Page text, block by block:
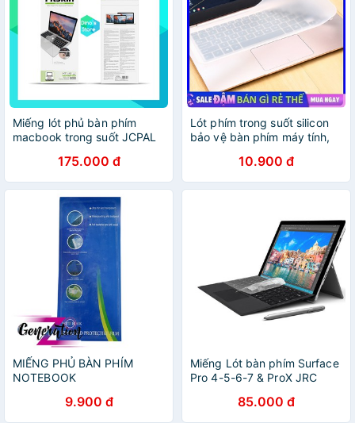
Miếng lót phủ bàn phím
macbook trong suốt JCPAL
175.000 đ
Lót phím trong suốt silicon
bảo vệ bàn phím máy tính,
10.900 đ
MIẾNG PHỦ BÀN PHÍM
NOTEBOOK
9.900 đ
Miếng Lót bàn phím Surface
Pro 4-5-6-7 & ProX JRC
85.000 đ